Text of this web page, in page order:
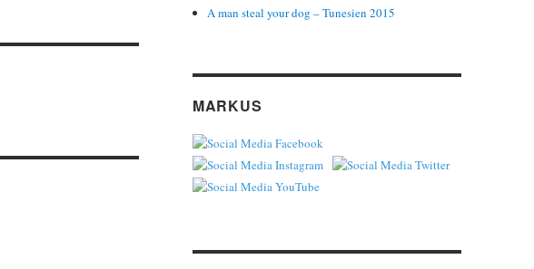
A man steal your dog – Tunesien 2015
MARKUS